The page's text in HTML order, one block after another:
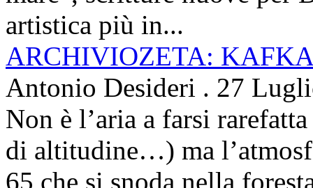
artistica più in...
ARCHIVIOZETA:
Antonio Desideri . 27
Non è l’aria a farsi
di altitudine…) ma
65 che si snoda nella